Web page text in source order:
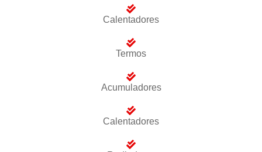
Calentadores
Termos
Acumuladores
Calentadores